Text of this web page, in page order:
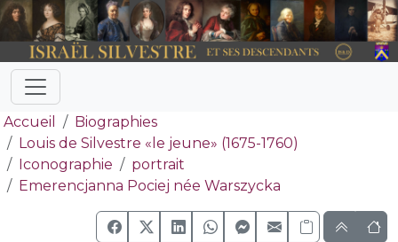
Accueil
Biographies
Louis de Silvestre «le jeune» (1675-1760)
Iconographie
portrait
Emerencjanna Pociej née Warszycka